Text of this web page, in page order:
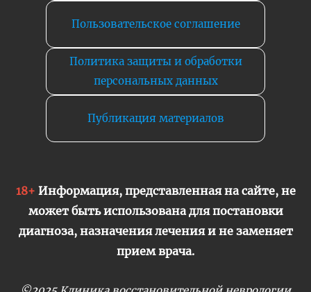
Пользовательское соглашение
Политика защиты и обработки
персональных данных
Публикация материалов
18+ Информация, представленная на сайте, не
может быть использована для постановки
диагноза, назначения лечения и не заменяет
прием врача.